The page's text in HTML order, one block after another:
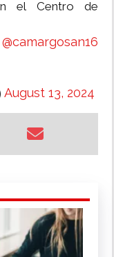
el Centro de
@camargosan16
August 13, 2024